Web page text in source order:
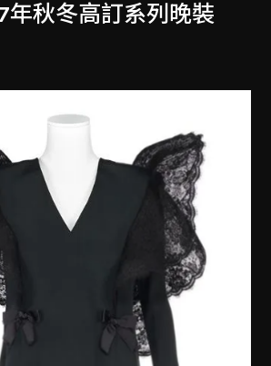
年秋冬高訂系列晚裝